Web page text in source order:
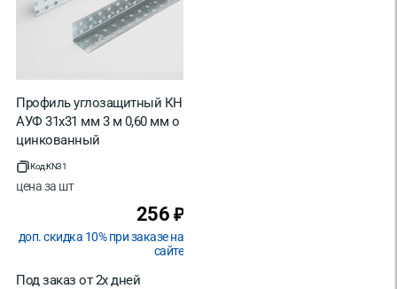
Профиль углозащитный КН
АУФ 31х31 мм 3 м 0,60 мм о
цинкованный
Код:KN31
цена за шт
256 ₽
доп. скидка 10% при заказе на
сайте
Под заказ от 2х дней